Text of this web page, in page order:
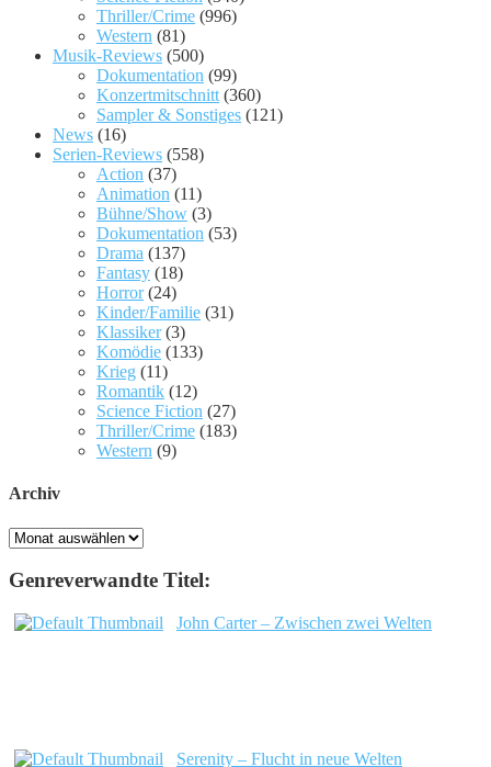
Thriller/Crime (996)
Western (81)
Musik-Reviews (500)
Dokumentation (99)
Konzertmitschnitt (360)
Sampler & Sonstiges (121)
News (16)
Serien-Reviews (558)
Action (37)
Animation (11)
Bühne/Show (3)
Dokumentation (53)
Drama (137)
Fantasy (18)
Horror(24)
Kinder/Familie (31)
Klassiker(3)
Komödie (133)
Krieg (11)
Romantik (12)
Science Fiction (27)
Thriller/Crime (183)
Western (9)
Archiv
Archiv
Genreverwandte Titel:
John Carter – Zwischen zwei Welten
Serenity – Flucht in neue Welten